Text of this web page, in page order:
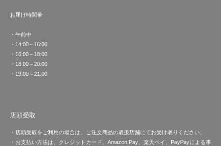
お届け時間帯
・午前中
・14:00～16:00
・16:00～18:00
・18:00～20:00
・19:00～21:00
店頭受取
・店頭受取をご利用の場合は、ご注文商品の取扱店舗にてお受け取りください。
・お支払い方法は、クレジットカード、Amazon Pay、楽天ペイ、PayPayによる事